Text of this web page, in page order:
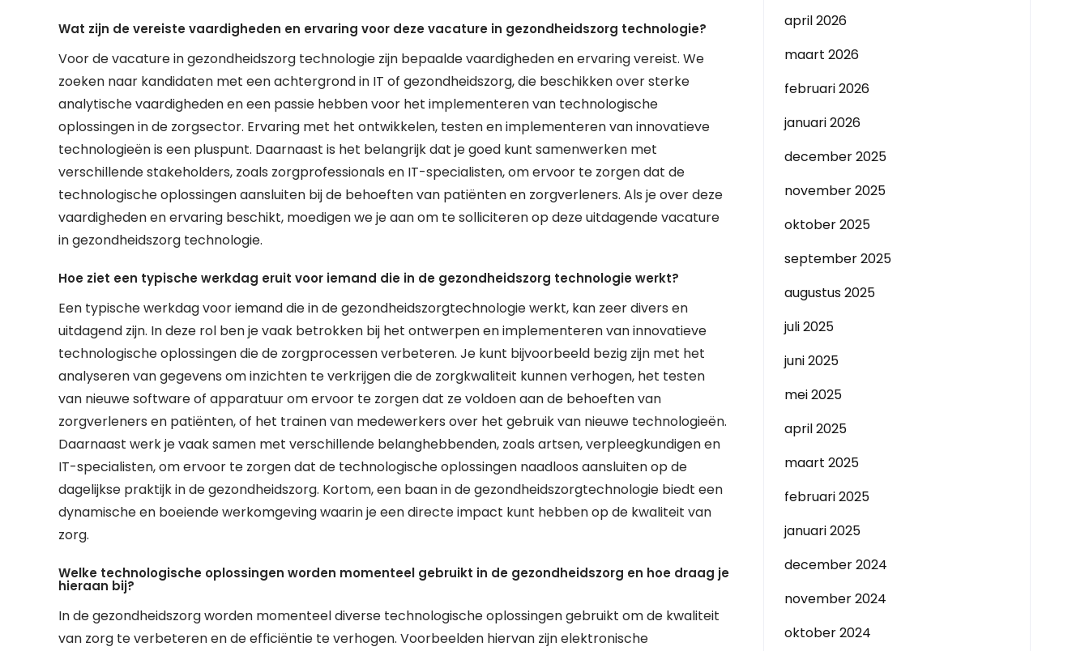
Wat zijn de vereiste vaardigheden en ervaring voor deze vacature in gezondheidszorg technologie?
Voor de vacature in gezondheidszorg technologie zijn bepaalde vaardigheden en ervaring vereist. We
zoeken naar kandidaten met een achtergrond in IT of gezondheidszorg, die beschikken over sterke
analytische vaardigheden en een passie hebben voor het implementeren van technologische
oplossingen in de zorgsector. Ervaring met het ontwikkelen, testen en implementeren van innovatieve
technologieën is een pluspunt. Daarnaast is het belangrijk dat je goed kunt samenwerken met
verschillende stakeholders, zoals zorgprofessionals en IT-specialisten, om ervoor te zorgen dat de
technologische oplossingen aansluiten bij de behoeften van patiënten en zorgverleners. Als je over deze
vaardigheden en ervaring beschikt, moedigen we je aan om te solliciteren op deze uitdagende vacature
in gezondheidszorg technologie.
Hoe ziet een typische werkdag eruit voor iemand die in de gezondheidszorg technologie werkt?
Een typische werkdag voor iemand die in de gezondheidszorgtechnologie werkt, kan zeer divers en
uitdagend zijn. In deze rol ben je vaak betrokken bij het ontwerpen en implementeren van innovatieve
technologische oplossingen die de zorgprocessen verbeteren. Je kunt bijvoorbeeld bezig zijn met het
analyseren van gegevens om inzichten te verkrijgen die de zorgkwaliteit kunnen verhogen, het testen
van nieuwe software of apparatuur om ervoor te zorgen dat ze voldoen aan de behoeften van
zorgverleners en patiënten, of het trainen van medewerkers over het gebruik van nieuwe technologieën.
Daarnaast werk je vaak samen met verschillende belanghebbenden, zoals artsen, verpleegkundigen en
IT-specialisten, om ervoor te zorgen dat de technologische oplossingen naadloos aansluiten op de
dagelijkse praktijk in de gezondheidszorg. Kortom, een baan in de gezondheidszorgtechnologie biedt een
dynamische en boeiende werkomgeving waarin je een directe impact kunt hebben op de kwaliteit van
zorg.
Welke technologische oplossingen worden momenteel gebruikt in de gezondheidszorg en hoe draag je
hieraan bij?
In de gezondheidszorg worden momenteel diverse technologische oplossingen gebruikt om de kwaliteit
van zorg te verbeteren en de efficiëntie te verhogen. Voorbeelden hiervan zijn elektronische
april 2026
maart 2026
februari 2026
januari 2026
december 2025
november 2025
oktober 2025
september 2025
augustus 2025
juli 2025
juni 2025
mei 2025
april 2025
maart 2025
februari 2025
januari 2025
december 2024
november 2024
oktober 2024